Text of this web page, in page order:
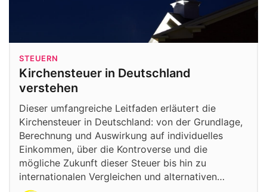
STEUERN
Kirchensteuer in Deutschland
verstehen
Dieser umfangreiche Leitfaden erläutert die
Kirchensteuer in Deutschland: von der Grundlage,
Berechnung und Auswirkung auf individuelles
Einkommen, über die Kontroverse und die
mögliche Zukunft dieser Steuer bis hin zu
internationalen Vergleichen und alternativen…